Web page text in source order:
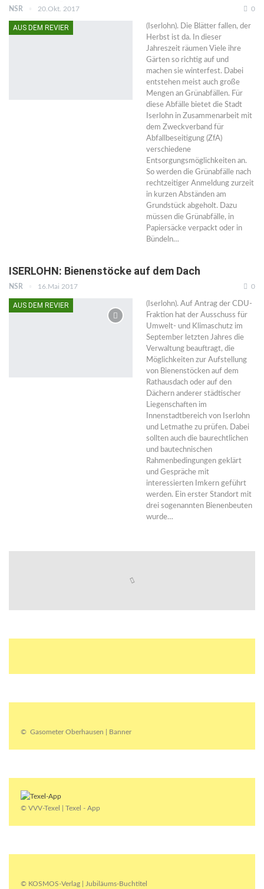
NSR 20.Okt. 2017 0
AUS DEM REVIER
(Iserlohn). Die Blätter fallen, der
Herbst ist da. In dieser
Jahreszeit räumen Viele ihre
Gärten so richtig auf und
machen sie winterfest. Dabei
entstehen meist auch große
Mengen an Grünabfällen. Für
diese Abfälle bietet die Stadt
Iserlohn in Zusammenarbeit mit
dem Zweckverband für
Abfallbeseitigung (ZfA)
verschiedene
Entsorgungsmöglichkeiten an.
So werden die Grünabfälle nach
rechtzeitiger Anmeldung zurzeit
in kurzen Abständen am
Grundstück abgeholt. Dazu
müssen die Grünabfälle, in
Papiersäcke verpackt oder in
Bündeln…
ISERLOHN: Bienenstöcke auf dem Dach
NSR 16.Mai 2017 0
AUS DEM REVIER
(Iserlohn). Auf Antrag der CDU-
Fraktion hat der Ausschuss für
Umwelt- und Klimaschutz im
September letzten Jahres die
Verwaltung beauftragt, die
Möglichkeiten zur Aufstellung
von Bienenstöcken auf dem
Rathausdach oder auf den
Dächern anderer städtischer
Liegenschaften im
Innenstadtbereich von Iserlohn
und Letmathe zu prüfen. Dabei
sollten auch die baurechtlichen
und bautechnischen
Rahmenbedingungen geklärt
und Gespräche mit
interessierten Imkern geführt
werden. Ein erster Standort mit
drei sogenannten Bienenbeuten
wurde…
© Gasometer Oberhausen | Banner
© VVV-Texel | Texel - App
© KOSMOS-Verlag | Jubiläums-Buchtitel